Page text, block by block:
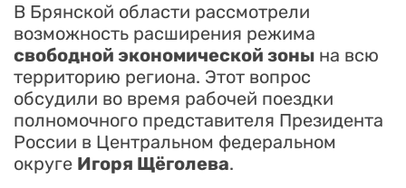
В Брянской области рассмотрели
возможность расширения режима
свободной экономической зоны на всю
территорию региона. Этот вопрос
обсудили во время рабочей поездки
полномочного представителя Президента
России в Центральном федеральном
округе Игоря Щёголева.